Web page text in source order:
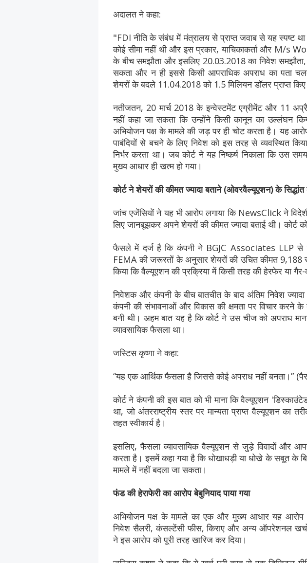
अदालत ने कहा:
"FDI नीति के संबंध में मंत्रालय से प्राप्त जवाब से यह स्पष्ट
कोई सीमा नहीं थी और इस प्रकार, याचिकाकर्ता और M/
के बीच समझौता और इसलिए 20.03.2018 का निवेश
सकता और न ही इससे किसी आपराधिक अपराध का पता
शेयरों के बदले 11.04.2018 को 1.5 मिलियन डॉलर प्राप्त
नतीजतन, 20 मार्च 2018 के इन्वेस्टमेंट एग्रीमेंट और 11
नहीं कहा जा सकता कि उन्होंने किसी कानून का उल्लंघन
अभियोजन पक्ष के मामले की जड़ पर ही चोट करता है। यह
पाबंदियों से बचने के लिए निवेश को इस तरह से व्यवस्थित
निर्भर करता था। जब कोर्ट ने यह निष्कर्ष निकाला कि उस
मुख्य आधार ही खत्म हो गया।
कोर्ट ने शेयरों की कीमत ज्यादा बताने (ओवरवैल्यूएशन) के
जांच एजेंसियों ने यह भी आरोप लगाया कि NewsClick ने
लिए जानबूझकर अपने शेयरों की कीमत ज्यादा बताई थी। कोर्ट
फैसले में दर्ज है कि कंपनी ने BGJC Associates LLP से
FEMA की जरूरतों के अनुसार शेयरों की उचित कीमत 9,188
किया कि वैल्यूएशन की प्रक्रिया में किसी तरह की हेरफेर या
निवेशक और कंपनी के बीच बातचीत के बाद अंतिम निवेश ज्यादा
कंपनी की संभावनाओं और विकास की क्षमता पर विचार करने
बनी थी। अहम बात यह है कि कोर्ट ने उस चीज को अपराध
व्यावसायिक फैसला था।
जस्टिस कृष्णा ने कहा:
“यह एक आर्थिक फैसला है जिससे कोई अपराध नहीं बनता।”
कोर्ट ने कंपनी की इस बात को भी माना कि वैल्यूएशन
था, जो अंतरराष्ट्रीय स्तर पर मान्यता प्राप्त वैल्यूएशन का
तहत स्वीकार्य है।
इसलिए, फैसला व्यावसायिक वैल्यूएशन से जुड़े विवादों और
करता है। इसमें कहा गया है कि धोखाधड़ी या धोखे के सबूत के
मामले में नहीं बदला जा सकता।
फंड की हेराफेरी का आरोप बेबुनियाद पाया गया
अभियोजन पक्ष के मामले का एक और मुख्य आधार यह आरोप
निवेश सैलरी, कंसल्टेंसी फीस, किराए और अन्य ऑपरेशनल खर्चों
ने इस आरोप को पूरी तरह खारिज कर दिया।